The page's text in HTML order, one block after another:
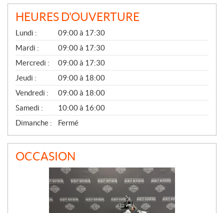
HEURES D'OUVERTURE
G
É
N
É
R
A
L
Lundi :
09:00 à 17:30
Mardi :
09:00 à 17:30
Mercredi :
09:00 à 17:30
Jeudi :
09:00 à 18:00
Vendredi :
09:00 à 18:00
Samedi :
10:00 à 16:00
Dimanche :
Fermé
OCCASION